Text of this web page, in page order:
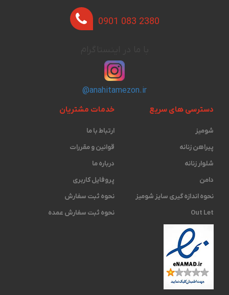
0901 083 2380
@anahitamezon.ir
دسترسی های سریع
شومیز
پیراهن زنانه
شلوار زنانه
دامن
نحوه اندازه گیری ‫سایز شومیز
Out Let
خدمات مشتریان
ارتباط با ما
قوانین و مقررات
درباره ما
پروفایل کاربری
نحوه ثبت سفارش
نحوه ثبت سفارش عمده